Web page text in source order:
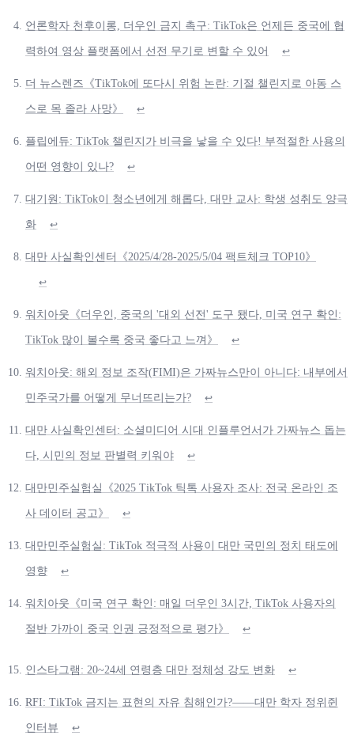
언론학자 천후이롱, 더우인 금지 촉구: TikTok은 언제든 중국에 협
력하여 영상 플랫폼에서 선전 무기로 변할 수 있어 ↩
더 뉴스렌즈《TikTok에 또다시 위험 논란: 기절 챌린지로 아동 스
스로 목 졸라 사망》 ↩
플립에듀: TikTok 챌린지가 비극을 낳을 수 있다! 부적절한 사용의
어떤 영향이 있나? ↩
대기원: TikTok이 청소년에게 해롭다, 대만 교사: 학생 성취도 양극
화 ↩
대만 사실확인센터《2025/4/28-2025/5/04 팩트체크 TOP10》
↩
워치아웃《더우인, 중국의 '대외 선전' 도구 됐다, 미국 연구 확인:
TikTok 많이 볼수록 중국 좋다고 느껴》 ↩
워치아웃: 해외 정보 조작(FIMI)은 가짜뉴스만이 아니다: 내부에서
민주국가를 어떻게 무너뜨리는가? ↩
대만 사실확인센터: 소셜미디어 시대 인플루언서가 가짜뉴스 돕는
다, 시민의 정보 판별력 키워야 ↩
대만민주실험실《2025 TikTok 틱톡 사용자 조사: 전국 온라인 조
사 데이터 공고》 ↩
대만민주실험실: TikTok 적극적 사용이 대만 국민의 정치 태도에
영향 ↩
워치아웃《미국 연구 확인: 매일 더우인 3시간, TikTok 사용자의
절반 가까이 중국 인권 긍정적으로 평가》 ↩
인스타그램: 20~24세 연령층 대만 정체성 강도 변화 ↩
RFI: TikTok 금지는 표현의 자유 침해인가?——대만 학자 정위쥔
인터뷰 ↩